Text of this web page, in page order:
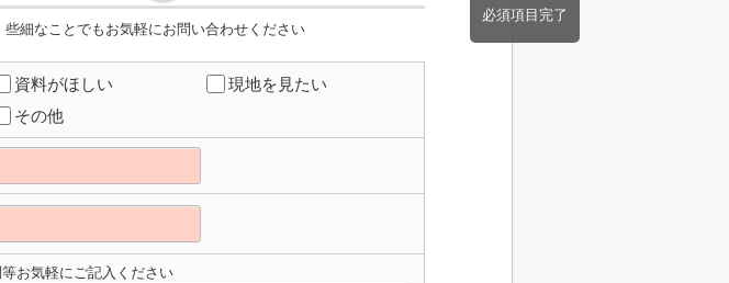
必須項目完了
細なことでもお気軽にお問い合わせください
資料がほしい
現地を見たい
その他
お気軽にご記入ください